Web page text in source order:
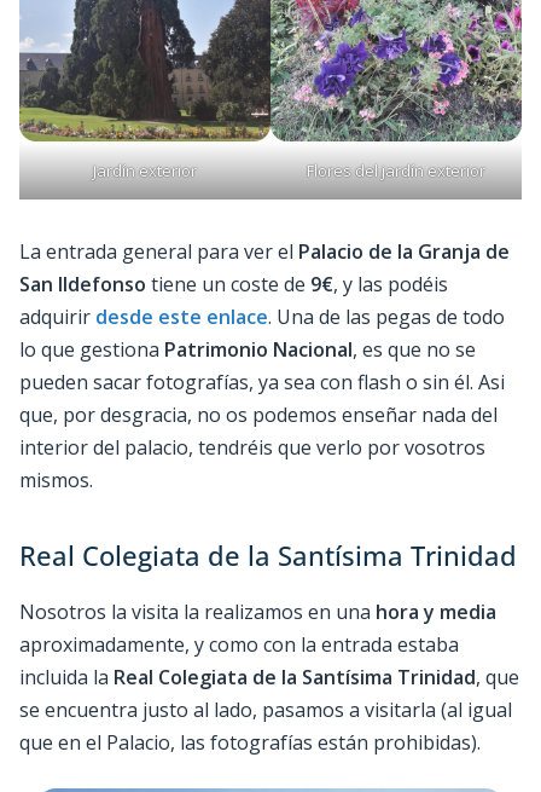
Jardín exterior Flores del jardín exterior
La entrada general para ver el Palacio de la Granja de
San Ildefonso tiene un coste de 9€, y las podéis
adquirir desde este enlace. Una de las pegas de todo
lo que gestiona Patrimonio Nacional, es que no se
pueden sacar fotografías, ya sea con flash o sin él. Asi
que, por desgracia, no os podemos enseñar nada del
interior del palacio, tendréis que verlo por vosotros
mismos.
Real Colegiata de la Santísima Trinidad
Nosotros la visita la realizamos en una hora y media
aproximadamente, y como con la entrada estaba
incluida la Real Colegiata de la Santísima Trinidad, que
se encuentra justo al lado, pasamos a visitarla (al igual
que en el Palacio, las fotografías están prohibidas).